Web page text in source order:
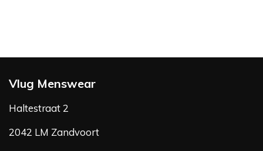
Vlug Menswear
Haltestraat 2
2042 LM Zandvoort